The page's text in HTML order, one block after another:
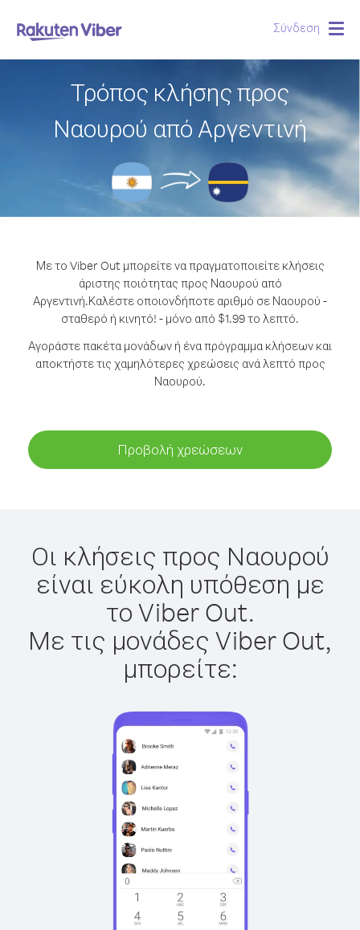
Σύνδεση
Τρόπος κλήσης προς
Ναουρού από Αργεντινή
Με το Viber Out μπορείτε να πραγματοποιείτε κλήσεις
άριστης ποιότητας προς Ναουρού από
Αργεντινή.Καλέστε οποιονδήποτε αριθμό σε Ναουρού -
σταθερό ή κινητό! - μόνο από $1.99 το λεπτό.
Αγοράστε πακέτα μονάδων ή ένα πρόγραμμα κλήσεων και
αποκτήστε τις χαμηλότερες χρεώσεις ανά λεπτό προς
Ναουρού.
Προβολή χρεώσεων
Οι κλήσεις προς Ναουρού
είναι εύκολη υπόθεση με
το Viber Out.
Με τις μονάδες Viber Out,
μπορείτε: